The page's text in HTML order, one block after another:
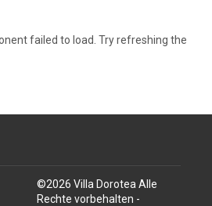
failed to load. Try refreshing the
©2026 Villa Dorotea Alle
Rechte vorbehalten -